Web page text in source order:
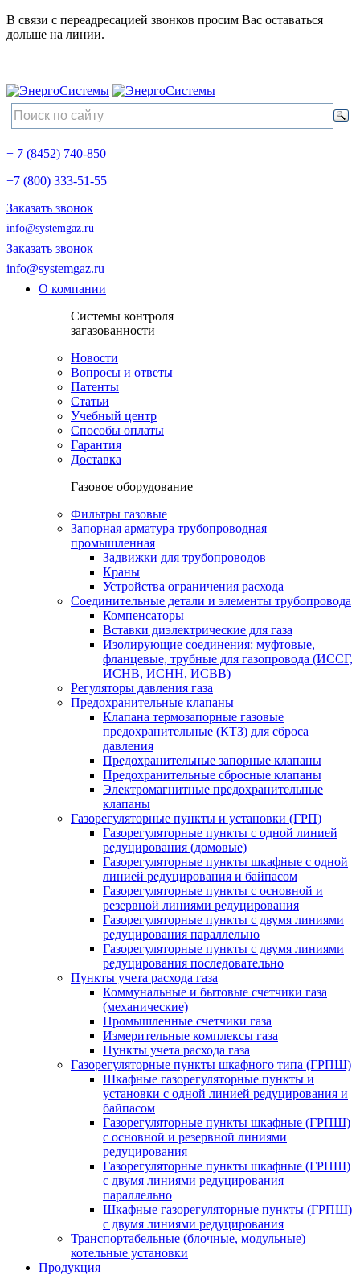
В связи с переадресацией звонков просим Вас оставаться
дольше на линии.
+ 7 (8452) 740-850
+7 (800) 333-51-55
Заказать звонок
info@systemgaz.ru
Заказать звонок
info@systemgaz.ru
О компании
Системы контроля
загазованности
Новости
Вопросы и ответы
Патенты
Статьи
Учебный центр
Способы оплаты
Гарантия
Доставка
Газовое оборудование
Фильтры газовые
Запорная арматура трубопроводная
промышленная
Задвижки для трубопроводов
Краны
Устройства ограничения расхода
Соединительные детали и элементы трубопровода
Компенсаторы
Вставки диэлектрические для газа
Изолирующие соединения: муфтовые,
фланцевые, трубные для газопровода (ИССГ,
ИСНВ, ИСНН, ИСВВ)
Регуляторы давления газа
Предохранительные клапаны
Клапана термозапорные газовые
предохранительные (КТЗ) для сброса
давления
Предохранительные запорные клапаны
Предохранительные сбросные клапаны
Электромагнитные предохранительные
клапаны
Газорегуляторные пункты и установки (ГРП)
Газорегуляторные пункты с одной линией
редуцирования (домовые)
Газорегуляторные пункты шкафные с одной
линией редуцирования и байпасом
Газорегуляторные пункты с основной и
резервной линиями редуцирования
Газорегуляторные пункты с двумя линиями
редуцирования параллельно
Газорегуляторные пункты с двумя линиями
редуцирования последовательно
Пункты учета расхода газа
Коммунальные и бытовые счетчики газа
(механические)
Промышленные счетчики газа
Измерительные комплексы газа
Пункты учета расхода газа
Газорегуляторные пункты шкафного типа (ГРПШ)
Шкафные газорегуляторные пункты и
установки c одной линией редуцирования и
байпасом
Газорегуляторные пункты шкафные (ГРПШ)
с основной и резервной линиями
редуцирования
Газорегуляторные пункты шкафные (ГРПШ)
с двумя линиями редуцирования
параллельно
Шкафные газорегуляторные пункты (ГРПШ)
c двумя линиями редуцирования
Транспортабельные (блочные, модульные)
котельные установки
Продукция